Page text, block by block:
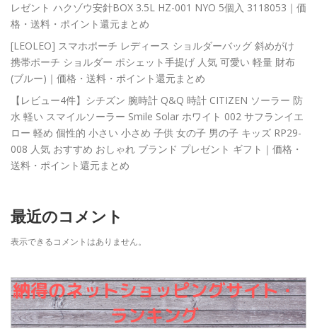
レゼント ハクゾウ安針BOX 3.5L HZ-001 NYO 5個入 3118053｜価
格・送料・ポイント還元まとめ
[LEOLEO] スマホポーチ レディース ショルダーバッグ 斜めがけ
携帯ポーチ ショルダー ポシェット手提げ 人気 可愛い 軽量 財布
(ブルー)｜価格・送料・ポイント還元まとめ
【レビュー4件】シチズン 腕時計 Q&Q 時計 CITIZEN ソーラー 防
水 軽い スマイルソーラー Smile Solar ホワイト 002 サフランイエ
ロー 軽め 個性的 小さい 小さめ 子供 女の子 男の子 キッズ RP29-
008 人気 おすすめ おしゃれ ブランド プレゼント ギフト｜価格・
送料・ポイント還元まとめ
最近のコメント
表示できるコメントはありません。